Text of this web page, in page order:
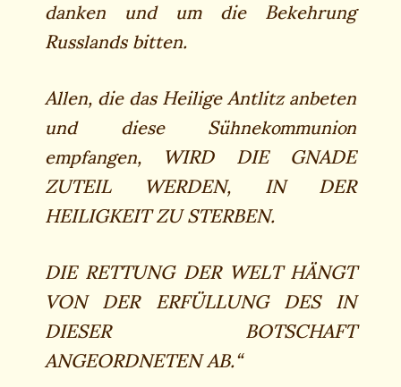
Russlands bitten.
Allen, die das Heilige Antlitz anbeten
und diese Sühnekommunion
empfangen, WIRD DIE GNADE
ZUTEIL WERDEN, IN DER
HEILIGKEIT ZU STERBEN.
DIE RETTUNG DER WELT HÄNGT
VON DER ERFÜLLUNG DES IN
DIESER BOTSCHAFT
ANGEORDNETEN AB.“